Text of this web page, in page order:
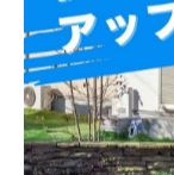
から見積もりを
もりを行うこと
料金を回避でき
料の品質も合わ
めることが大切